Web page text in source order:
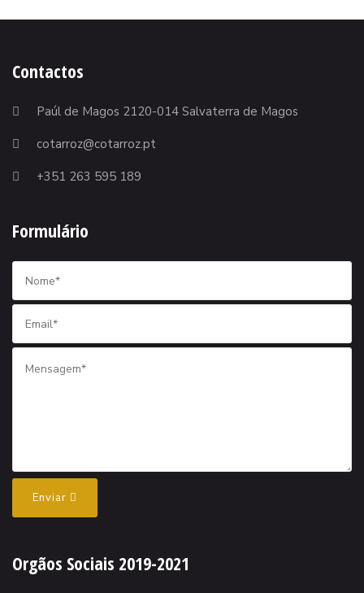
Contactos
Paúl de Magos 2120-014 Salvaterra de Magos
cotarroz@cotarroz.pt
+351 263 595 189
Formulário
Enviar
Orgãos Sociais 2019-2021